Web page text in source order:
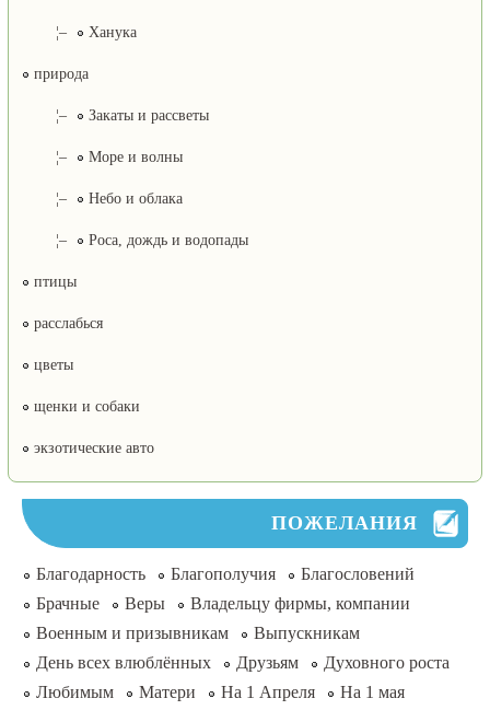
¦– Ханука
природа
¦– Закаты и рассветы
¦– Море и волны
¦– Небо и облака
¦– Роса, дождь и водопады
птицы
расслабься
цветы
щенки и собаки
экзотические авто
ПОЖЕЛАНИЯ
Благодарность Благополучия
Благословений
Брачные
Веры
Владельцу фирмы, компании
Военным и призывникам
Выпускникам
День всех влюблённых
Друзьям
Духовного роста
Любимым
Матери На 1 Апреля
На 1 мая